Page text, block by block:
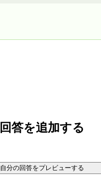
回答を追加する
自分の回答をプレビューする